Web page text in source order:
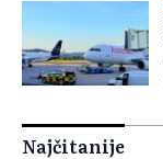
Najčitanije